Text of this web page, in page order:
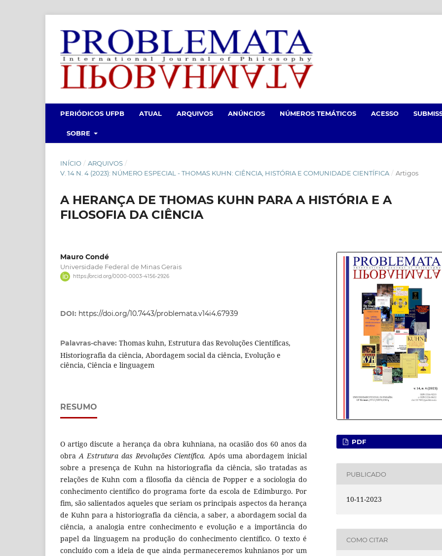
PERIÓDICOS UFPB ATUAL ARQUIVOS ANÚNCIOS NÚMEROS TEMÁTICOS ACESSO
SOBRE
INÍCIO / ARQUIVOS /
V. 14 N. 4 (2023): NÚMERO ESPECIAL - THOMAS KUHN: CIÊNCIA, HISTÓRIA E COMUNIDADE CIENTÍFICA / Artigos
A HERANÇA DE THOMAS KUHN PARA A HISTÓRIA E A
FILOSOFIA DA CIÊNCIA
Mauro Condé
Universidade Federal de Minas Gerais
https://orcid.org/0000-0003-4156-2926
DOI: https://doi.org/10.7443/problemata.v14i4.67939
Palavras-chave: Thomas kuhn, Estrutura das Revoluções Científicas,
Historiografia da ciência, Abordagem social da ciência, Evolução e
ciência, Ciência e linguagem
RESUMO
O artigo discute a herança da obra kuhniana, na ocasião dos 60 anos da
obraA Estrutura das Revoluções Científica.Após uma abordagem inicial
sobre a presença de Kuhn na historiografia da ciência, são tratadas as
relações de Kuhn com a filosofia da ciência de Popper e a sociologia do
conhecimento científico do programa forte da escola de Edimburgo. Por
fim, são salientados aqueles que seriam os principais aspectos da herança
de Kuhn para a historiografia da ciência, a saber, a abordagem social da
ciência, a analogia entre conhecimento e evolução e a importância do
papel da linguagem na produção do conhecimento científico. O texto é
concluído com a ideia de que ainda permaneceremos kuhnianos por um
PDF
PUBLICADO
10-11-2023
COMO CITAR